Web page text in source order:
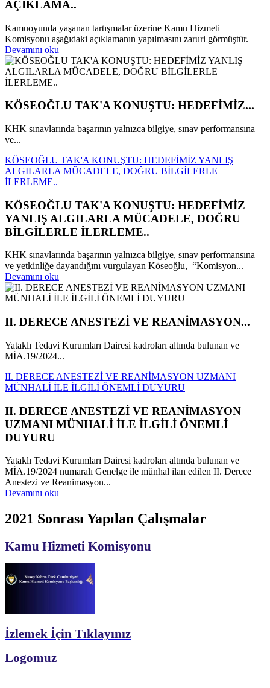
AÇIKLAMA..
Kamuoyunda yaşanan tartışmalar üzerine Kamu Hizmeti
Komisyonu aşağıdaki açıklamanın yapılmasını zaruri görmüştür.
Devamını oku
KÖSEOĞLU TAK'A KONUŞTU: HEDEFİMİZ...
KHK sınavlarında başarının yalnızca bilgiye, sınav performansına
ve...
KÖSEOĞLU TAK'A KONUŞTU: HEDEFİMİZ YANLIŞ
ALGILARLA MÜCADELE, DOĞRU BİLGİLERLE
İLERLEME..
KÖSEOĞLU TAK'A KONUŞTU: HEDEFİMİZ
YANLIŞ ALGILARLA MÜCADELE, DOĞRU
BİLGİLERLE İLERLEME..
KHK sınavlarında başarının yalnızca bilgiye, sınav performansına
ve yetkinliğe dayandığını vurgulayan Köseoğlu, “Komisyon...
Devamını oku
II. DERECE ANESTEZİ VE REANİMASYON...
Yataklı Tedavi Kurumları Dairesi kadroları altında bulunan ve
MİA.19/2024...
II. DERECE ANESTEZİ VE REANİMASYON UZMANI
MÜNHALİ İLE İLGİLİ ÖNEMLİ DUYURU
II. DERECE ANESTEZİ VE REANİMASYON
UZMANI MÜNHALİ İLE İLGİLİ ÖNEMLİ
DUYURU
Yataklı Tedavi Kurumları Dairesi kadroları altında bulunan ve
MİA.19/2024 numaralı Genelge ile münhal ilan edilen II. Derece
Anestezi ve Reanimasyon...
Devamını oku
2021 Sonrası Yapılan Çalışmalar
Kamu Hizmeti Komisyonu
İzlemek İçin Tıklayınız
Logomuz